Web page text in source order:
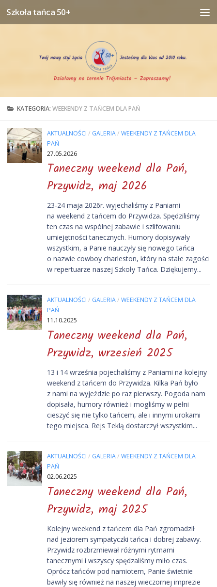
Przejdź do treści
Szkoła tańca 50+
KATEGORIA:WEEKENDY Z TAŃCEM DLA PAŃ
AKTUALNOŚCI / GALERIA/ WEEKENDY Z TAŃCEM DLA
PAŃ
27.05.2026
Taneczny weekend dla Pań,
Przywidz, maj 2026
23-24 maja 2026r. wyjechaliśmy z Paniami
na weekend z tańcem do Przywidza. Spędziliśmy
ten czas na wspólnej zabawie i szlifowaniu
umiejętności tanecznych. Humory dopisywały
wszystkim, a Panie nauczyły się nowego tańca
o nazwie cowboy charleston, który na stałe zagości
w repertuarze naszej Szkoły Tańca. Dziękujemy...
AKTUALNOŚCI / GALERIA/ WEEKENDY Z TAŃCEM DLA
PAŃ
11.10.2025
Taneczny weekend dla Pań,
Przywidz, wrzesień 2025
13 i 14 września pojechaliśmy z Paniami na kolejny
weekend z tańcem do Przywidza. Kilka Pań było
z nami na wyjeździe po raz pierwszy. Pogoda nam
dopisała, humory również i mogliśmy w pełni
cieszyć się nie tylko tańcem, ale i innymi urokami
tego miejsca. Rejs Teklą dostarczył wszystkim...
AKTUALNOŚCI / GALERIA/ WEEKENDY Z TAŃCEM DLA
PAŃ
02.06.2025
Taneczny weekend dla Pań,
Przywidz, maj 2025
Kolejny weekend z tańcem dla Pań zgromadził
nad jeziorem sympatyczki tańca i dobrej zabawy.
Przywidz rozbrzmiewał różnymi rytmami
tanecznymi i wszyscy spędzaliśmy miło czas.
Oprócz tańców pod namiotem, Panie świetnie
bawiły się również na naszej wieczornej imprezie